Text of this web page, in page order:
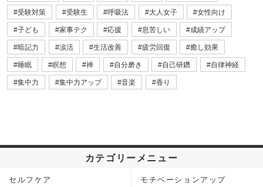
受験対策 受験生 呼吸法 大人女子 女性向け
子ども 家事テク 応援 息苦しい 成績アップ
暗記力 涙活 生活改善 疲労回復 癒し効果
睡眠 瞑想 禅 自分磨き 自己研鑽 自律神経
集中力 集中力アップ 音楽 香り
カテゴリーメニュー
セルフケア モチベーションアップ